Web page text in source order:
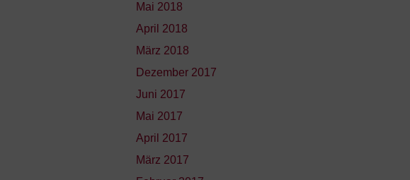
Mai 2018
April 2018
März 2018
Dezember 2017
Juni 2017
Mai 2017
April 2017
März 2017